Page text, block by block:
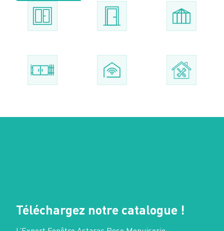
Téléchargez notre catalogue !